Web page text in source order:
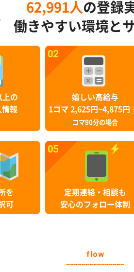
62,991人 の登録
働きやすい環境と
上の
情報
02
嬉しい高給与
1コマ 2,625円~4,875円
コマ90分の場合
を
可
05
定期連絡・相談も
安心のフォロー体制
flow